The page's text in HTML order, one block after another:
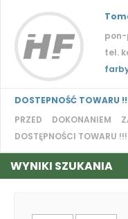
pon-
tel.
DOSTEPNOŚĆ TOWARU
PRZED DOKONANIEM
DOSTĘPNOŚCI TOWARU
WYNIKI SZUKANIA